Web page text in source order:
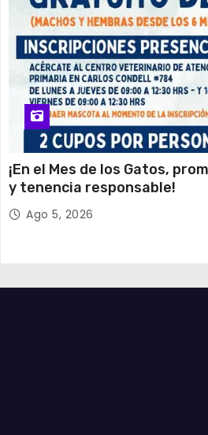
¡En el Mes de los Gatos,
y tenencia responsable!
Ago 5, 2026